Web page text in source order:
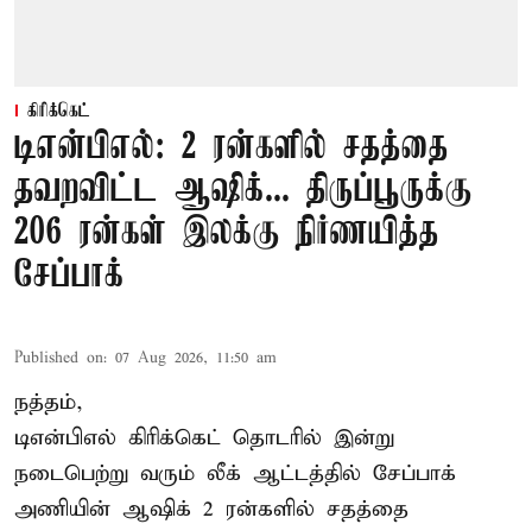
கிரிக்கெட்
டிஎன்பிஎல்: 2 ரன்களில் சதத்தை
தவறவிட்ட ஆஷிக்... திருப்பூருக்கு
206 ரன்கள் இலக்கு நிர்ணயித்த
சேப்பாக்
Published on: 07 Aug 2026, 11:50 am
நத்தம்,
டிஎன்பிஎல் கிரிக்கெட் தொடரில் இன்று
நடைபெற்று வரும் லீக் ஆட்டத்தில் சேப்பாக்
அணியின் ஆஷிக் 2 ரன்களில் சதத்தை